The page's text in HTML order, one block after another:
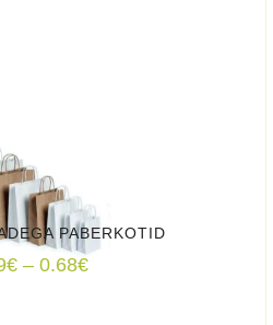
PABERKOTID
€ – 0.68€Price